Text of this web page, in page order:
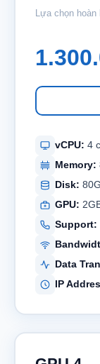
Lựa chọn
vCPU: 4
Memory:
Disk:
GPU:
Support:
Data
IP